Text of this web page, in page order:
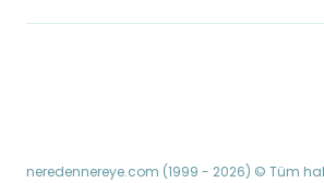
neredennereye.com (1999 - 2026) © Tüm